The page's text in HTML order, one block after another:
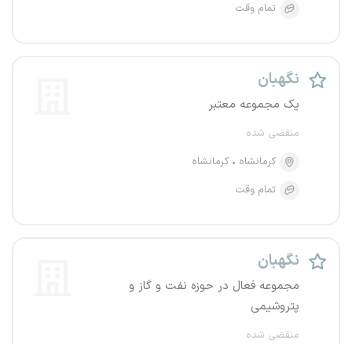
تمام وقت
نگهبان
یک مجموعه معتبر
منقضی شده
کرمانشاه
کرمانشاه
تمام وقت
نگهبان
مجموعه فعال در حوزه نفت و گاز و
پتروشیمی
منقضی شده